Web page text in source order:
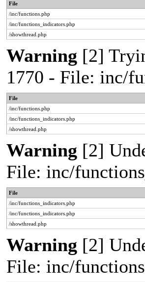
File
/inc/functions.php
/inc/functions_indicators.php
/showthread.php
Warning [2]
1770 - File: inc/
File
/inc/functions.php
/inc/functions_indicators.php
/showthread.php
Warning [2]
File: inc/
File
/inc/functions_indicators.php
/inc/functions_indicators.php
/showthread.php
Warning [2]
File: inc/